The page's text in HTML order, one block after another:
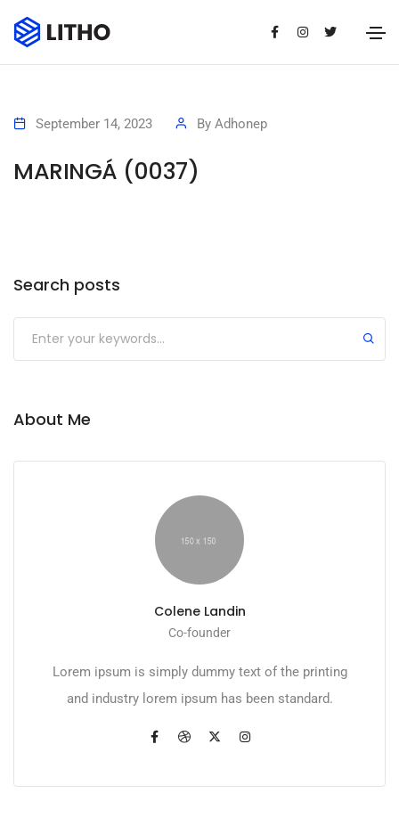
September 14, 2023 By Adhonep
MARINGÁ (0037)
Search posts
Submit
About Me
Colene Landin
Co-founder
Lorem ipsum is simply dummy text of the printing
and industry lorem ipsum has been standard.